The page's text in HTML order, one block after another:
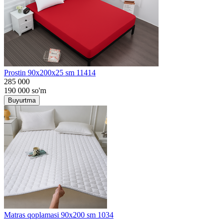
Prostin 90x200x25 sm 11414
285 000
190 000 so'm
Buyurtma
Matras qoplamasi 90x200 sm 1034